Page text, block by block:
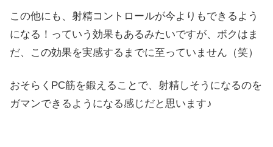
この他にも、射精コントロールが今よりもできるよう
になる！っていう効果もあるみたいですが、ボクはま
だ、この効果を実感するまでに至っていません（笑）
おそらくPC筋を鍛えることで、射精しそうになるのを
ガマンできるようになる感じだと思います♪